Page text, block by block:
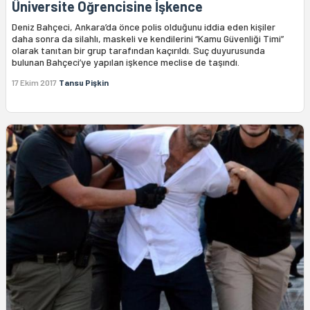
Üniversite Öğrencisine İşkence
Deniz Bahçeci, Ankara’da önce polis olduğunu iddia eden kişiler
daha sonra da silahlı, maskeli ve kendilerini “Kamu Güvenliği Timi”
olarak tanıtan bir grup tarafından kaçırıldı. Suç duyurusunda
bulunan Bahçeci’ye yapılan işkence meclise de taşındı.
17 Ekim 2017 Tansu Pişkin